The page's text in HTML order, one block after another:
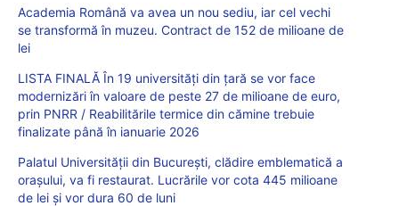
Academia Română va avea un nou sediu, iar cel vechi
se transformă în muzeu. Contract de 152 de milioane de
lei
LISTA FINALĂ În 19 universități din țară se vor face
modernizări în valoare de peste 27 de milioane de euro,
prin PNRR / Reabilitările termice din cămine trebuie
finalizate până în ianuarie 2026
Palatul Universității din București, clădire emblematică a
orașului, va fi restaurat. Lucrările vor cota 445 milioane
de lei și vor dura 60 de luni